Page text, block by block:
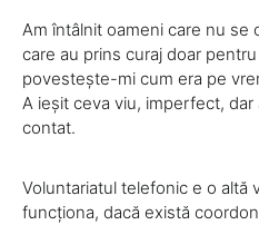
Am întâlnit oameni care nu se
care au prins curaj doar
povestește-mi cum era pe
A ieșit ceva viu, imperfect,
contat.
Voluntariatul telefonic e o altă
funcționa, dacă există